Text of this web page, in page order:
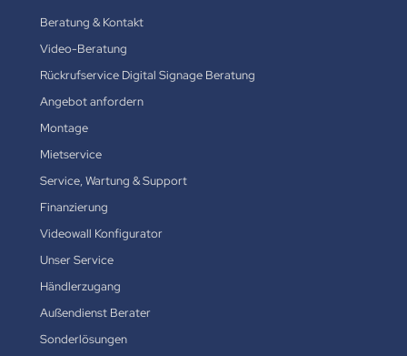
Beratung & Kontakt
Video-Beratung
Rückrufservice Digital Signage Beratung
Angebot anfordern
Montage
Mietservice
Service, Wartung & Support
Finanzierung
Videowall Konfigurator
Unser Service
Händlerzugang
Außendienst Berater
Sonderlösungen